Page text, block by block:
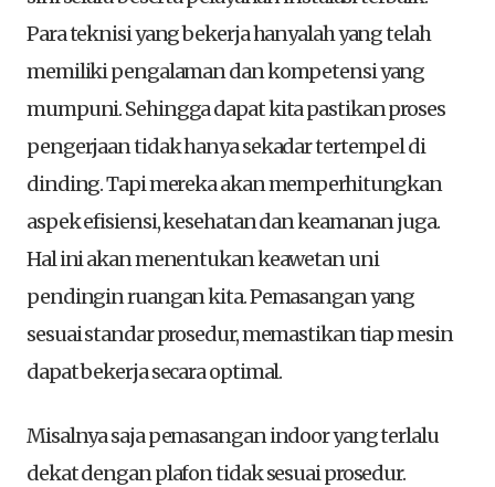
Para teknisi yang bekerja hanyalah yang telah
memiliki pengalaman dan kompetensi yang
mumpuni. Sehingga dapat kita pastikan proses
pengerjaan tidak hanya sekadar tertempel di
dinding. Tapi mereka akan memperhitungkan
aspek efisiensi, kesehatan dan keamanan juga.
Hal ini akan menentukan keawetan uni
pendingin ruangan kita. Pemasangan yang
sesuai standar prosedur, memastikan tiap mesin
dapat bekerja secara optimal.
Misalnya saja pemasangan indoor yang terlalu
dekat dengan plafon tidak sesuai prosedur.